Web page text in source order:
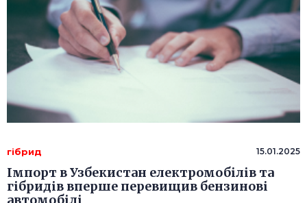
гібрид 15.01.2025
Імпорт в Узбекистан електромобілів та
гібридів вперше перевищив бензинові